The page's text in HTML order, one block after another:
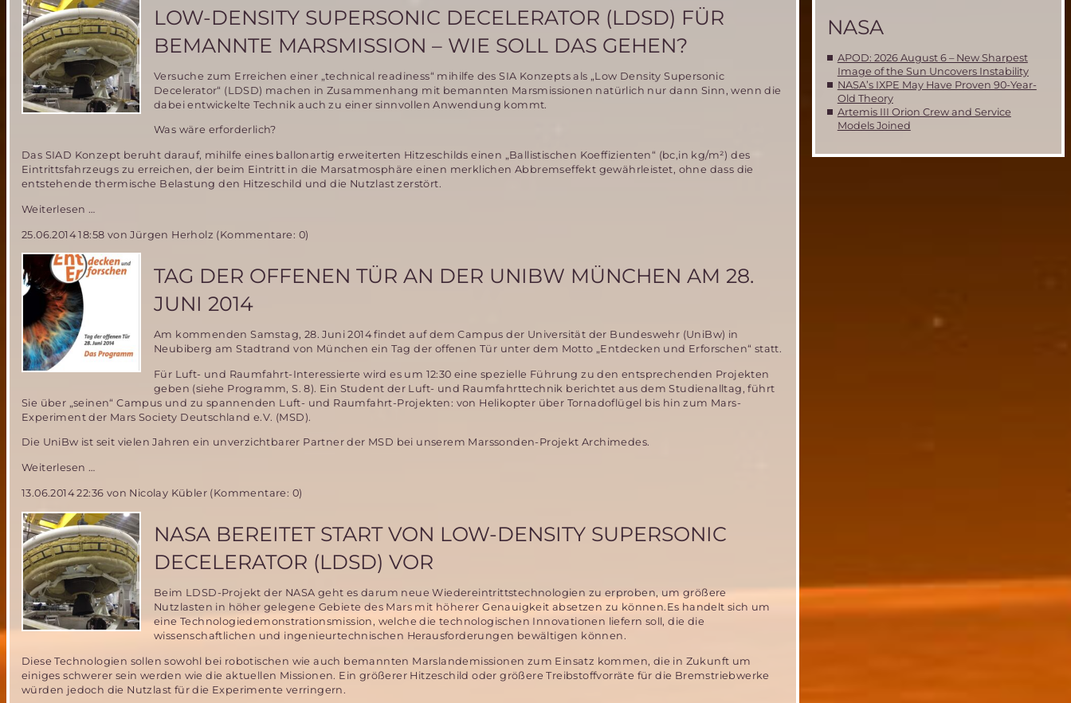
Toulouse
Space
Show
das
Fehlen
von
Raumfahrtingenieurs-
Nachwuchs
LOW-DENSITY SUPERSONIC DECELERATOR (LDSD) FÜR
BEMANNTE MARSMISSION – WIE SOLL DAS GEHEN?
Versuche zum Erreichen einer „technical readiness“ mihilfe des SIA Konzepts als „Low Density Supersonic
Decelerator“ (LDSD) machen in Zusammenhang mit bemannten Marsmissionen natürlich nur dann Sinn, wenn die
dabei entwickelte Technik auch zu einer sinnvollen Anwendung kommt.
Was wäre erforderlich?
Das SIAD Konzept beruht darauf, mihilfe eines ballonartig erweiterten Hitzeschilds einen „Ballistischen Koeffizienten“ (bc,in kg/m²) des
Eintrittsfahrzeugs zu erreichen, der beim Eintritt in die Marsatmosphäre einen merklichen Abbremseffekt gewährleistet, ohne dass die
entstehende thermische Belastung den Hitzeschild und die Nutzlast zerstört.
Weiterlesen …
Supersonic
Decelerator
(LDSD)
Marsmission
wie
soll
25.06.2014 18:58 von Jürgen Herholz (Kommentare: 0)
TAG DER OFFENEN TÜR AN DER UNIBW MÜNCHEN AM 28.
JUNI 2014
Am kommenden Samstag, 28. Juni 2014 findet auf dem Campus der Universität der Bundeswehr (UniBw) in
Neubiberg am Stadtrand von München ein Tag der offenen Tür unter dem Motto „Entdecken und Erforschen“ statt.
Für Luft- und Raumfahrt-Interessierte wird es um 12:30 eine spezielle Führung zu den entsprechenden Projekten
geben (siehe Programm, S. 8). Ein Student der Luft- und Raumfahrttechnik berichtet aus dem Studienalltag, führt
Sie über „seinen“ Campus und zu spannenden Luft- und Raumfahrt-Projekten: von Helikopter über Tornadoflügel bis hin zum Mars-
Experiment der Mars Society Deutschland e.V. (MSD).
Die UniBw ist seit vielen Jahren ein unverzichtbarer Partner der MSD bei unserem Marssonden-Projekt Archimedes.
Weiterlesen …
offenen
Tür
an
der
UniBw
München
am
28.
Juni
2014
13.06.2014 22:36 von Nicolay Kübler (Kommentare: 0)
NASA BEREITET START VON LOW-DENSITY SUPERSONIC
DECELERATOR (LDSD) VOR
Beim LDSD-Projekt der NASA geht es darum neue Wiedereintrittstechnologien zu erproben, um größere
Nutzlasten in höher gelegene Gebiete des Mars mit höherer Genauigkeit absetzen zu können.Es handelt sich um
eine Technologiedemonstrationsmission, welche die technologischen Innovationen liefern soll, die die
wissenschaftlichen und ingenieurtechnischen Herausforderungen bewältigen können.
Diese Technologien sollen sowohl bei robotischen wie auch bemannten Marslandemissionen zum Einsatz kommen, die in Zukunft um
einiges schwerer sein werden wie die aktuellen Missionen. Ein größerer Hitzeschild oder größere Treibstoffvorräte für die Bremstriebwerke
würden jedoch die Nutzlast für die Experimente verringern.
NASA
APOD: 2026 August 6 – New Sharpest
Image of the Sun Uncovers Instability
NASA’s IXPE May Have Proven 90-Year-
Old Theory
Artemis III Orion Crew and Service
Models Joined